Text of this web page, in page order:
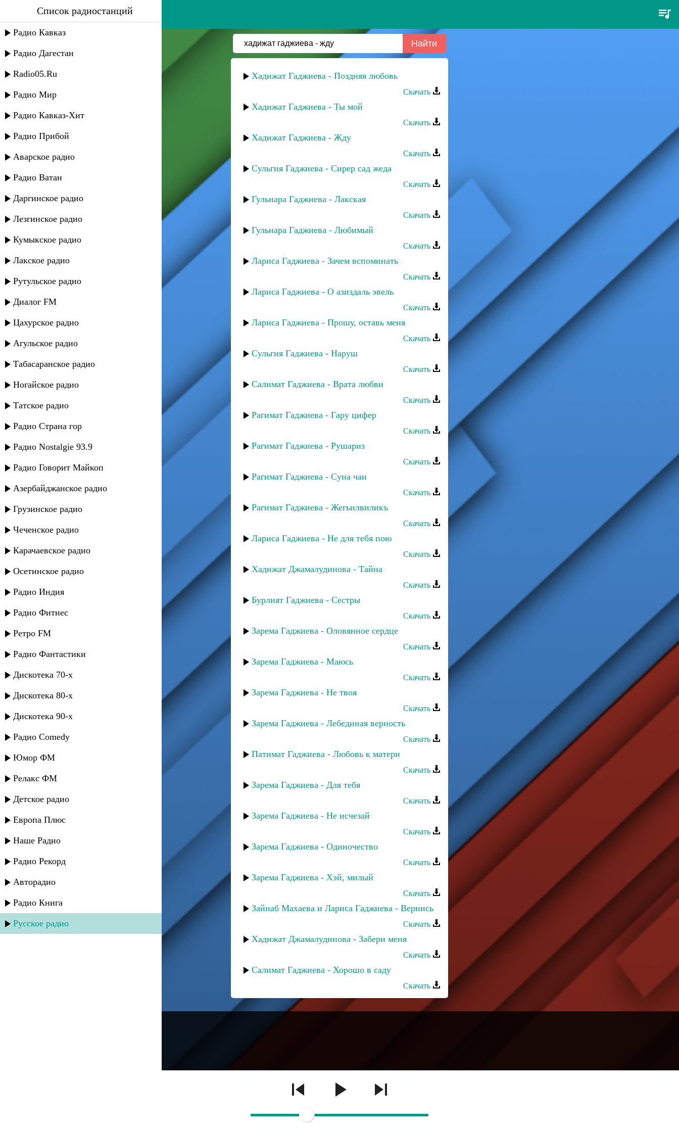
хадижат гаджиева - жду
Список радиостанций
Радио Кавказ
Радио Дагестан
Radio05.Ru
Радио Мир
Радио Кавказ-Хит
Радио Прибой
Аварское радио
Радио Ватан
Даргинское радио
Лезгинское радио
Кумыкское радио
Лакское радио
Рутульское радио
Диалог FM
Цахурское радио
Агульское радио
Табасаранское радио
Ногайское радио
Татское радио
Радио Страна гор
Радио Nostalgie 93.9
Радио Говорит Майкоп
Азербайджанское радио
Грузинское радио
Чеченское радио
Карачаевское радио
Осетинское радио
Радио Индия
Радио Фитнес
Ретро FM
Радио Фантастики
Дискотека 70-х
Дискотека 80-х
Дискотека 90-х
Радио Comedy
Юмор ФМ
Релакс ФМ
Детское радио
Европа Плюс
Наше Радио
Радио Рекорд
Авторадио
Радио Книга
Русское радио
Хадижат Гаджиева - Поздняя любовь
Скачать
Хадижат Гаджиева - Ты мой
Скачать
Хадижат Гаджиева - Жду
Скачать
Сульгия Гаджиева - Сирер сад жеда
Скачать
Гульнара Гаджиева - Лакская
Скачать
Гульнара Гаджиева - Любимый
Скачать
Лариса Гаджиева - Зачем вспоминать
Скачать
Лариса Гаджиева - О азиздаль эвель
Скачать
Лариса Гаджиева - Прошу, оставь меня
Скачать
Сульгия Гаджиева - Наруш
Скачать
Салимат Гаджиева - Врата любви
Скачать
Рагимат Гаджиева - Гару цифер
Скачать
Рагимат Гаджиева - Рушариз
Скачать
Рагимат Гаджиева - Суна чан
Скачать
Рагимат Гаджиева - Жегьилвиликъ
Скачать
Лариса Гаджиева - Не для тебя пою
Скачать
Хадижат Джамалудинова - Тайна
Скачать
Бурлият Гаджиева - Сестры
Скачать
Зарема Гаджиева - Оловянное сердце
Скачать
Зарема Гаджиева - Маюсь
Скачать
Зарема Гаджиева - Не твоя
Скачать
Зарема Гаджиева - Лебединая верность
Скачать
Патимат Гаджиева - Любовь к матери
Скачать
Зарема Гаджиева - Для тебя
Скачать
Зарема Гаджиева - Не исчезай
Скачать
Зарема Гаджиева - Одиночество
Скачать
Зарема Гаджиева - Хэй, милый
Скачать
Зайнаб Махаева и Лариса Гаджиева - Вернись
Скачать
Хадижат Джамалудинова - Забери меня
Скачать
Салимат Гаджиева - Хорошо в саду
Скачать